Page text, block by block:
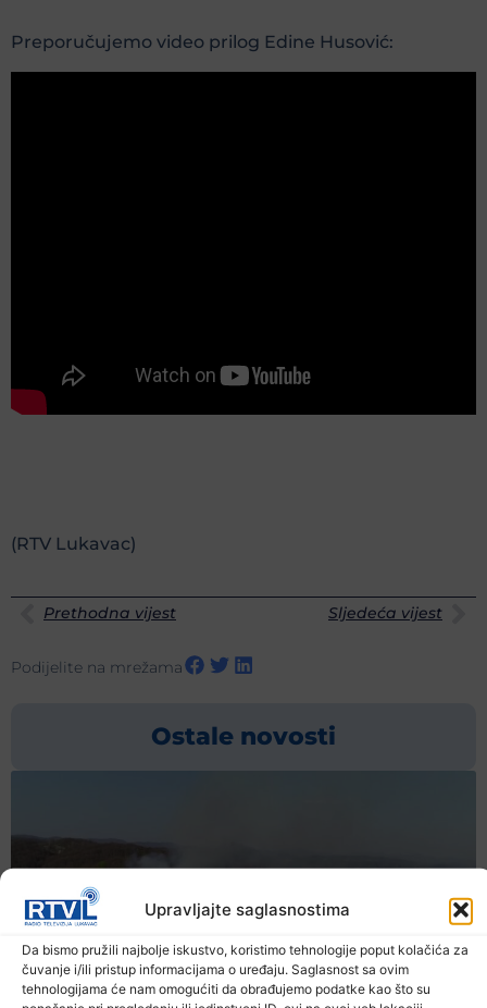
Upravljajte saglasnostima
Da bismo pružili najbolje iskustvo, koristimo tehnologije poput kolačića za
čuvanje i/ili pristup informacijama o uređaju. Saglasnost sa ovim
tehnologijama će nam omogućiti da obrađujemo podatke kao što su
Preporučujemo video prilog Edine Husović:
(RTV Lukavac)
Prethodna vijest Sljedeća vijest
Podijelite na mrežama
Ostale novosti